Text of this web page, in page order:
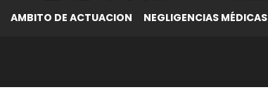
AMBITO DE ACTUACION NEGLIGENCIAS MÉDICAS